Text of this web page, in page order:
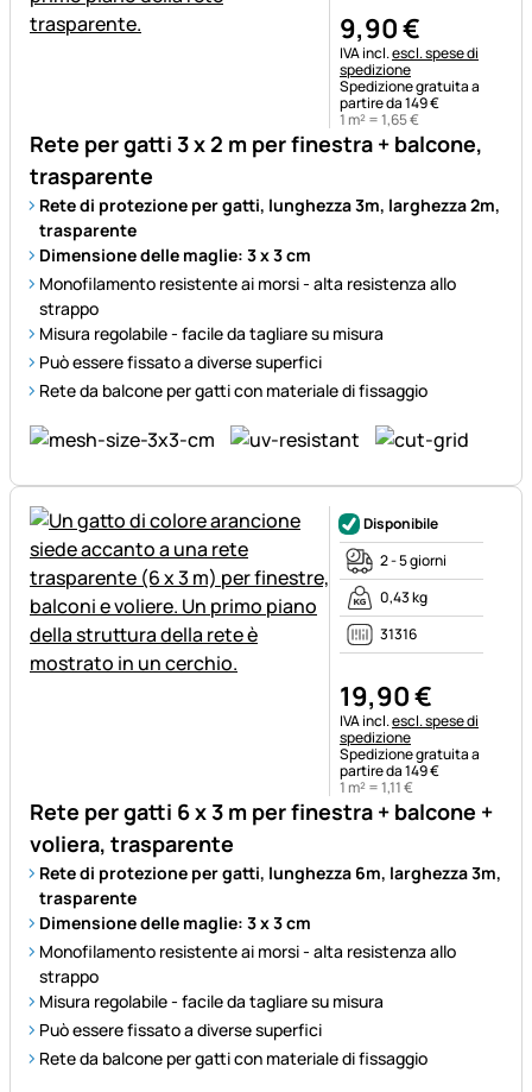
Rete per gatti 3 x 2 m per finestra + balcone,
trasparente
Rete di protezione per gatti, lunghezza 3m, larghezza 2m,
trasparente
Dimensione delle maglie: 3 x 3 cm
Monofilamento resistente ai morsi - alta resistenza allo
strappo
Misura regolabile - facile da tagliare su misura
Può essere fissato a diverse superfici
Rete da balcone per gatti con materiale di fissaggio
9,90€
Informazioni fiscali:
IVA incl.escl. spese di
spedizione
Spedizione gratuita a
partire da 149 €
1 m² =1,65€
Rete per gatti 6 x 3 m per finestra + balcone +
voliera, trasparente
Rete di protezione per gatti, lunghezza 6m, larghezza 3m,
trasparente
Dimensione delle maglie: 3 x 3 cm
Monofilamento resistente ai morsi - alta resistenza allo
strappo
Misura regolabile - facile da tagliare su misura
Può essere fissato a diverse superfici
Rete da balcone per gatti con materiale di fissaggio
Disponibile
2 - 5 giorni
0,43 kg
31316
19,90€
Informazioni fiscali:
IVA incl.escl. spese di
spedizione
Spedizione gratuita a
partire da 149 €
1 m² =1,11€